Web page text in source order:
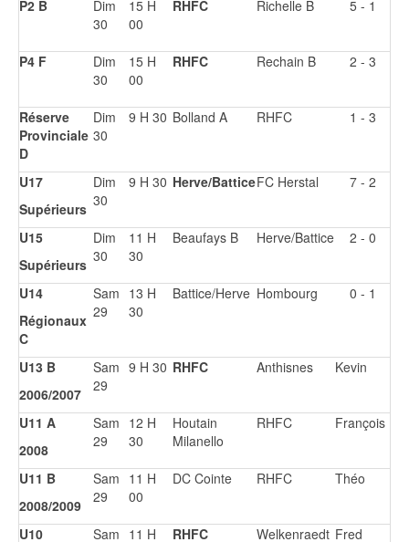
P2 B
Dim
30
15 H
00
RHFC Richelle B 5 - 1
P4 F
Dim
30
15 H
00
RHFC Rechain B 2 - 3
Réserve
Provinciale
D
Dim
30
9 H 30 Bolland A RHFC 1 - 3
U17
Supérieurs
Dim
30
9 H 30 Herve/BatticeFC Herstal 7 - 2
U15
Supérieurs
Dim
30
11 H
30
Beaufays B Herve/Battice 2 - 0
U14
Régionaux
C
Sam
29
13 H
30
Battice/Herve Hombourg 0 - 1
U13 B
2006/2007
Sam
29
9 H 30 RHFC Anthisnes Kevin
U11 A
2008
Sam
29
12 H
30
Houtain
Milanello
RHFC François
U11 B
2008/2009
Sam
29
11 H
00
DC Cointe RHFC Théo
U10
Sam 11 H
RHFC Welkenraedt Fred